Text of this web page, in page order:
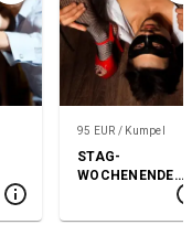
95 EUR / Kumpel
STAG-
WOCHENENDE-